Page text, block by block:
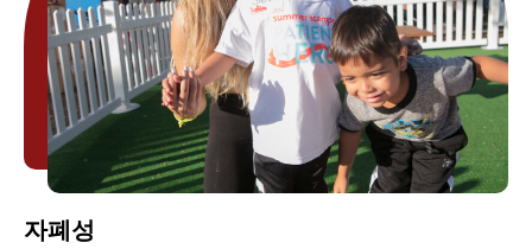
자폐성